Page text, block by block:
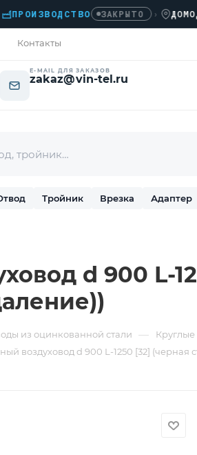
ЗАКРЫТО ›
Контакты
E-MAIL ДЛЯ ЗАКАЗОВ
zakaz@vin-tel.ru
Тройник Врезка Адаптер
d 900 L-
из оцинкованной стали —
воздуховод d 900 L-1250 [32] (черная